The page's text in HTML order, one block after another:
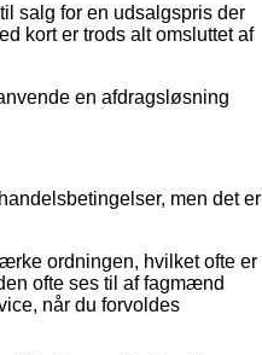
salg for en udsalgspris der
kort er trods alt omsluttet af
en afdragsløsning
men det er
ordningen, hvilket ofte er
ofte ses til af fagmænd
når du forvoldes